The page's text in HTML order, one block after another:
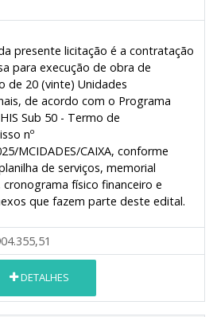
presente licitação é a contratação
para execução de obra de
de 20 (vinte) Unidades
de acordo com o Programa
Sub 50 - Termo de
nº
MCIDADES/CAIXA, conforme
de serviços, memorial
físico financeiro e
que fazem parte deste edital.
DETALHES